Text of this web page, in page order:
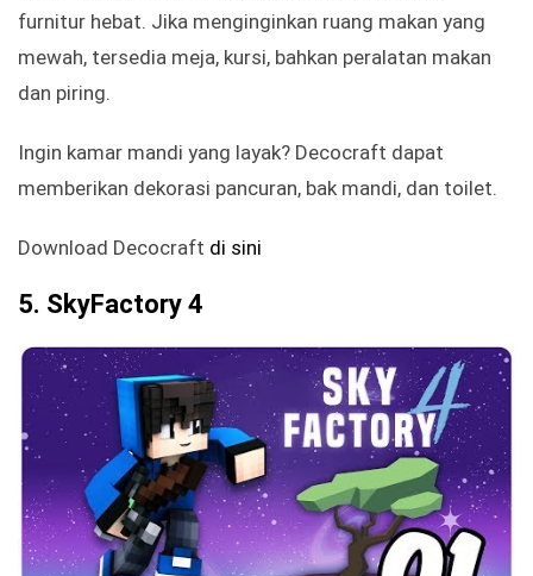
furnitur hebat. Jika menginginkan ruang makan yang
mewah, tersedia meja, kursi, bahkan peralatan makan
dan piring.
Ingin kamar mandi yang layak? Decocraft dapat
memberikan dekorasi pancuran, bak mandi, dan toilet.
Download Decocraft di sini
5. SkyFactory 4